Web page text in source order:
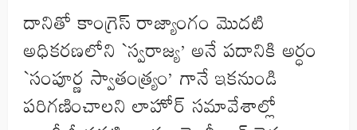
దానితో కాంగ్రెస్ రాజ్యాంగం మొదటి
అధికరణలోని `స్వరాజ్య’ అనే పదానికి అర్ధం
`సంపూర్ణ స్వాతంత్ర్యం’ గానే ఇకనుండి
పరిగణించాలని లాహోర్ సమావేశాల్లో